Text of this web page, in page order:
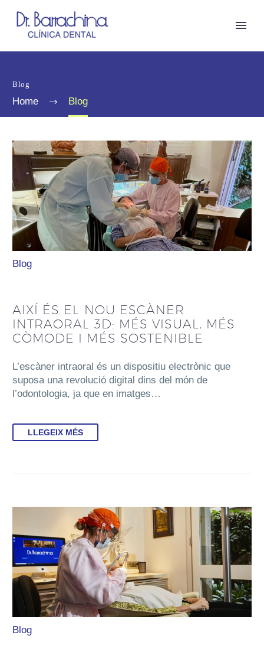
Blog
Home Blog
Blog
AIXÍ ÉS EL NOU ESCÀNER
INTRAORAL 3D: MÉS VISUAL, MÉS
CÒMODE I MÉS SOSTENIBLE
L’escàner intraoral és un dispositiu electrònic que
suposa una revolució digital dins del món de
l’odontologia, ja que en imatges…
LLEGEIX MÉS
Blog